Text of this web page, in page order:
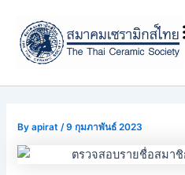
content
Byapirat /9 กุมภาพันธ์ 2023
navigation